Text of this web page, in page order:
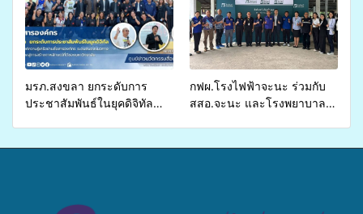
ส่งผู้ทุพพลภาพเพื่อเข้ารับ
บริการสาธารณสุข ลดความ
เหลื่อมล้ำ ยกระดับคุณภาพ
ชีวิตประชาชนอย่างยั่งยืน
มรภ.สงขลา ยกระดับการ
ประชาสัมพันธ์ในยุคดิจิทัล
กฟผ.โรงไฟฟ้าจะนะ ร่วมกับ
สสอ.จะนะ และโรงพยาบาล